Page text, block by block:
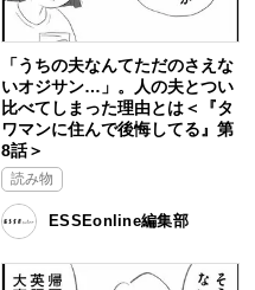
「うちの夫なんてただのさえな
いオジサン…」。人の夫とつい
比べてしまった理由とは＜『タ
ワマンに住んで後悔してる』第
8話＞
読み物
ESSEonline編集部